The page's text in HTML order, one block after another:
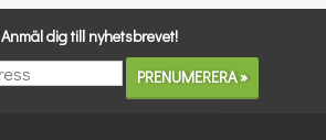
Anmäl dig till nyhetsbrevet!